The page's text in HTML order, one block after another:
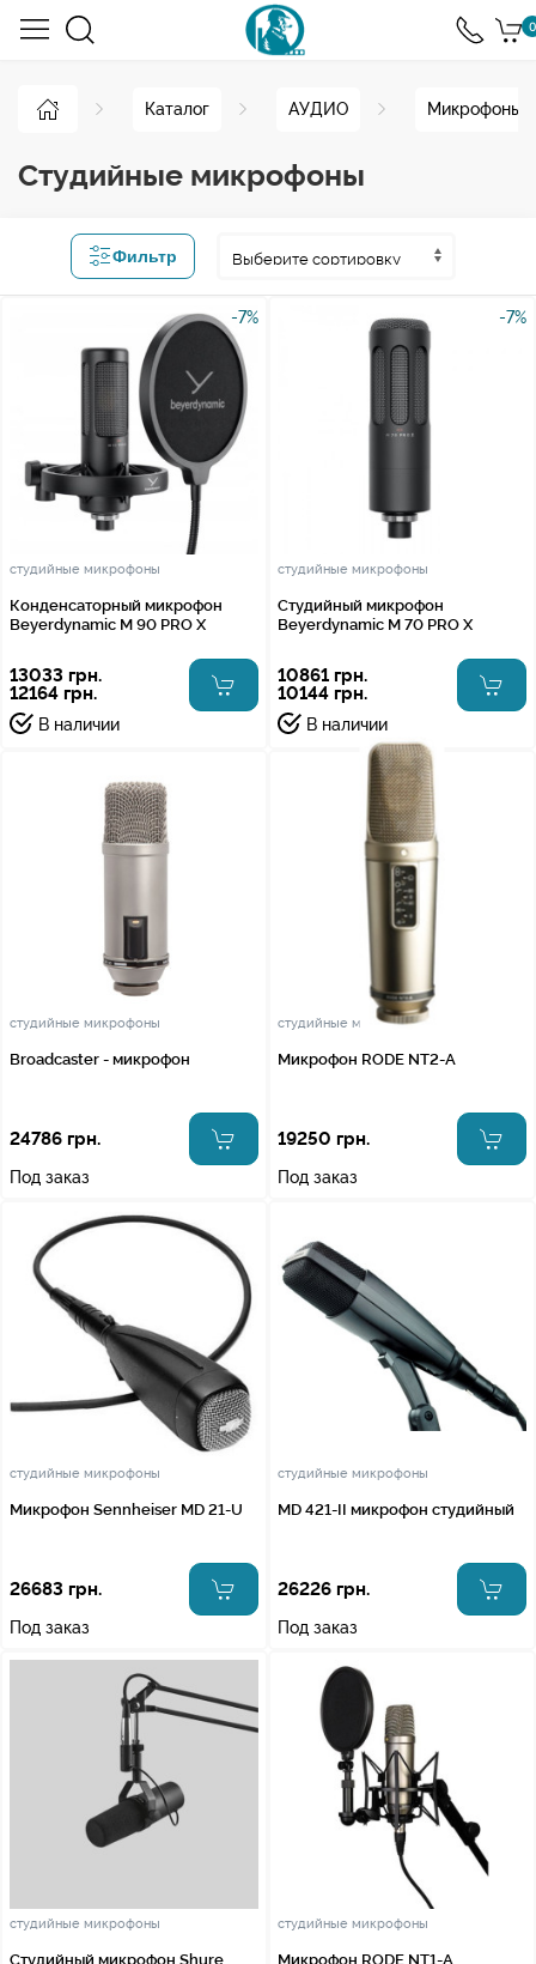
0
Каталог АУДИО Микрофоны
Студийные микрофоны
Фильтр
-7%
студийные микрофоны
Конденсаторный микрофон
Beyerdynamic M 90 PRO X
13033 грн.
12164 грн.
В наличии
-7%
студийные микрофоны
Студийный микрофон
Beyerdynamic M 70 PRO X
10861 грн.
10144 грн.
В наличии
студийные микрофоны
Broadcaster - микрофон
24786 грн.
Под заказ
студийные микрофоны
Микрофон RODE NT2-A
19250 грн.
Под заказ
студийные микрофоны
Микрофон Sennheiser MD 21-U
26683 грн.
Под заказ
студийные микрофоны
MD 421-II микрофон студийный
26226 грн.
Под заказ
студийные микрофоны
Студийный микрофон Shure
студийные микрофоны
Микрофон RODE NT1-A